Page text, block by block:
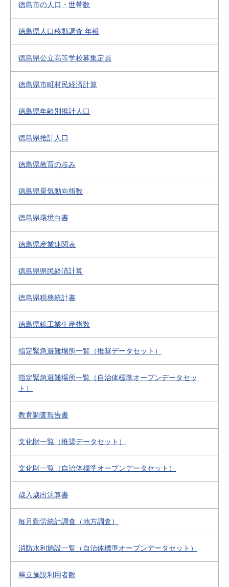
徳島市の人口・世帯数
徳島県人口移動調査 年報
徳島県公立高等学校募集定員
徳島県市町村民経済計算
徳島県年齢別推計人口
徳島県推計人口
徳島県教育の歩み
徳島県景気動向指数
徳島県環境白書
徳島県産業連関表
徳島県県民経済計算
徳島県税務統計書
徳島県鉱工業生産指数
指定緊急避難場所一覧（推奨データセット）
指定緊急避難場所一覧（自治体標準オープンデータセッ
ト）
教育調査報告書
文化財一覧（推奨データセット）
文化財一覧（自治体標準オープンデータセット）
歳入歳出決算書
毎月勤労統計調査（地方調査）
消防水利施設一覧（自治体標準オープンデータセット）
県立施設利用者数